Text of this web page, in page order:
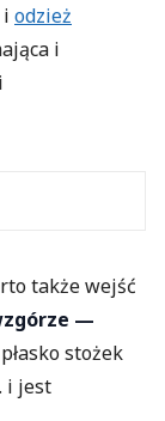
i odzież
i
także wejść
—
stożek
i jest